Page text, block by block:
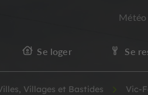
Météo
Se loger Se
Villages et Bastides Vic-